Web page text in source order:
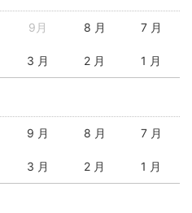
9月 8 月 7 月
3 月 2 月 1 月
9 月 8 月 7 月
3 月 2 月 1 月